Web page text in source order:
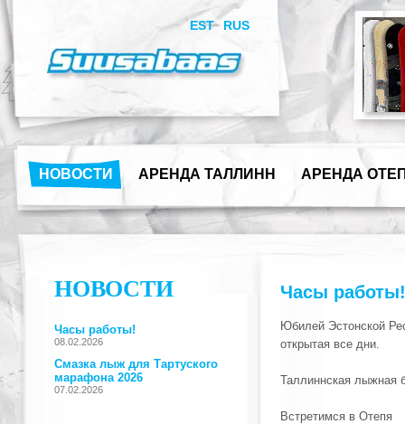
EST RUS
НОВОСТИ АРЕНДА ТАЛЛИНН АРЕНДА
НОВОСТИ Часы работы!
Юбилей Эстонской
открытая все дни.
Таллиннская лыжная
Встретимся в Отепя